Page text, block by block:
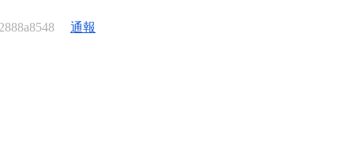
通報